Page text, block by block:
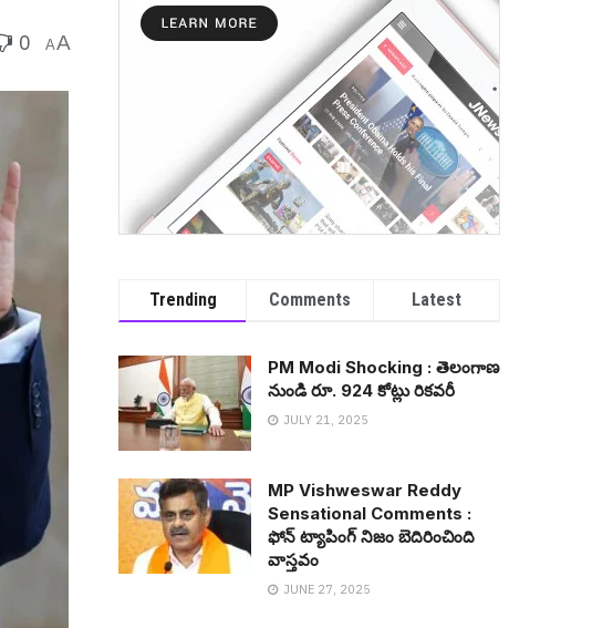
0 AA
Trending Comments Latest
PM Modi Shocking : తెలంగాణ
నుండి రూ. 924 కోట్లు రిక‌వ‌రీ
JULY 21, 2025
MP Vishweswar Reddy
Sensational Comments :
ఫోన్ ట్యాపింగ్ నిజం బెదిరించింది
వాస్త‌వం
JUNE 27, 2025